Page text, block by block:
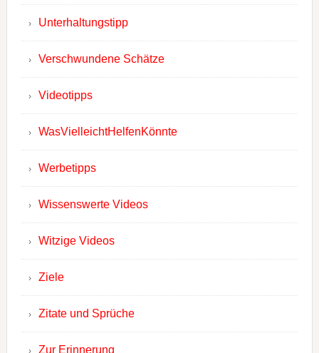
Unterhaltungstipp
Verschwundene Schätze
Videotipps
WasVielleichtHelfenKönnte
Werbetipps
Wissenswerte Videos
Witzige Videos
Ziele
Zitate und Sprüche
Zur Erinnerung